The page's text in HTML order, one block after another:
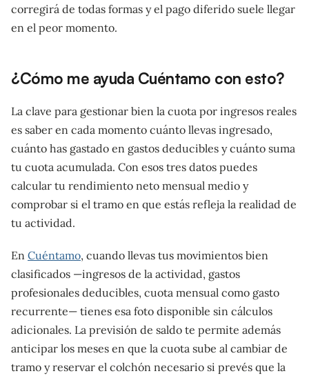
corregirá de todas formas y el pago diferido suele llegar
en el peor momento.
¿Cómo me ayuda Cuéntamo con esto?
La clave para gestionar bien la cuota por ingresos reales
es saber en cada momento cuánto llevas ingresado,
cuánto has gastado en gastos deducibles y cuánto suma
tu cuota acumulada. Con esos tres datos puedes
calcular tu rendimiento neto mensual medio y
comprobar si el tramo en que estás refleja la realidad de
tu actividad.
En Cuéntamo, cuando llevas tus movimientos bien
clasificados —ingresos de la actividad, gastos
profesionales deducibles, cuota mensual como gasto
recurrente— tienes esa foto disponible sin cálculos
adicionales. La previsión de saldo te permite además
anticipar los meses en que la cuota sube al cambiar de
tramo y reservar el colchón necesario si prevés que la